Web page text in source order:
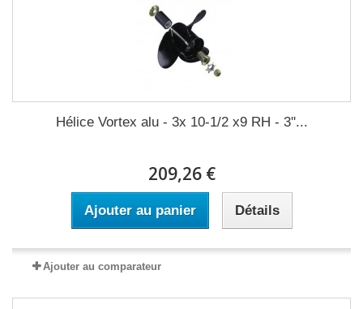
Hélice Vortex alu - 3x 10-1/2 x9 RH - 3''...
209,26 €
Ajouter au panier Détails
Ajouter au comparateur